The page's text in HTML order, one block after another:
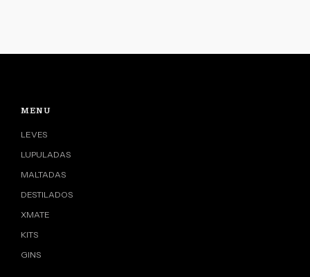
MENU
LEVES
LUPULADAS
MALTADAS
DESTILADOS
XMATE
KITS
GINS